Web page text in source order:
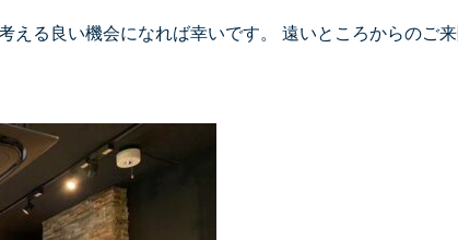
える良い機会になれば幸いです。 遠いところからのご